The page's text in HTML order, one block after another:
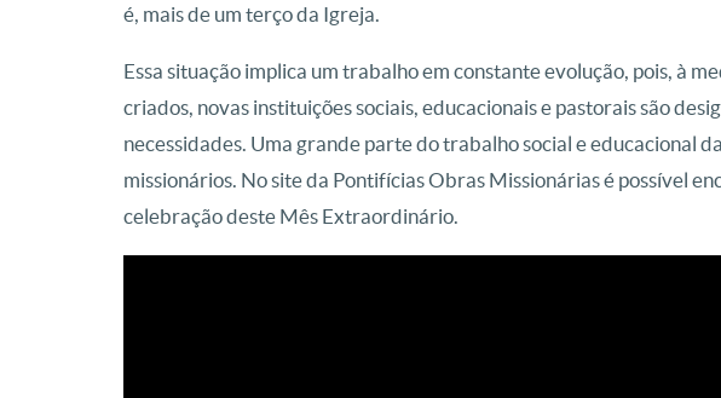
é, mais de um terço da Igreja.
Essa situação implica um trabalho em constante evolução, pois, à
criados, novas instituições sociais, educacionais e pastorais são
necessidades. Uma grande parte do trabalho social e educacional
missionários. No site da Pontifícias Obras Missionárias é possível
celebração deste Mês Extraordinário.